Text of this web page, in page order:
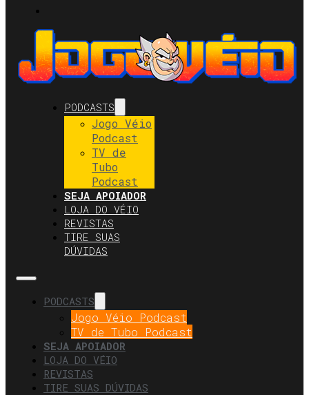
PODCASTS
Jogo Véio
Podcast
TV de
Tubo
Podcast
SEJA APOIADOR
LOJA DO VÉIO
REVISTAS
TIRE SUAS
DÚVIDAS
PODCASTS
Jogo Véio Podcast
TV de Tubo Podcast
SEJA APOIADOR
LOJA DO VÉIO
REVISTAS
TIRE SUAS DÚVIDAS